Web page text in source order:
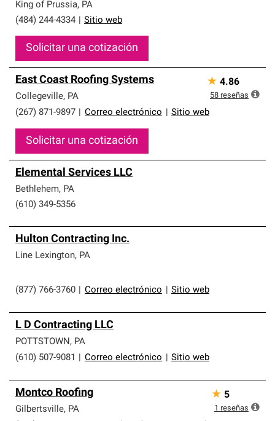
King of Prussia, PA
(484) 244-4334
Sitio web
Solicitar una cotización
East Coast Roofing Systems
Collegeville, PA
(267) 871-9897
Correo electrónico Sitio web
Solicitar una cotización
★ 4.86
58 reseñas
Elemental Services LLC
Bethlehem, PA
(610) 349-5356
Hulton Contracting Inc.
Line Lexington, PA
(877) 766-3760 Correo electrónico Sitio web
L D Contracting LLC
POTTSTOWN, PA
(610) 507-9081
Correo electrónico Sitio web
Montco Roofing
Gilbertsville, PA
★ 5
1 reseñas